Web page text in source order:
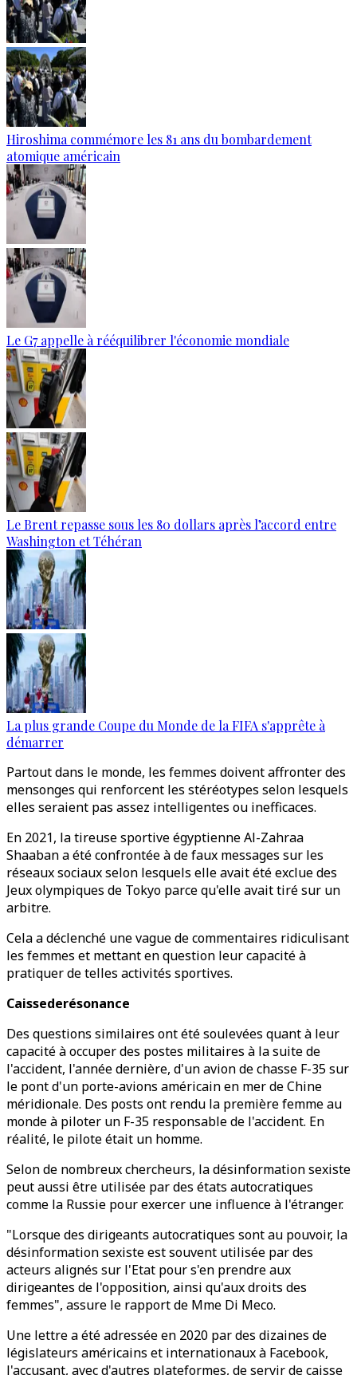
Hiroshima commémore les 81 ans du bombardement
atomique américain
Le G7 appelle à rééquilibrer l'économie mondiale
Le Brent repasse sous les 80 dollars après l’accord entre
Washington et Téhéran
La plus grande Coupe du Monde de la FIFA s'apprête à
démarrer
Partout dans le monde, les femmes doivent affronter des
mensonges qui renforcent les stéréotypes selon lesquels
elles seraient pas assez intelligentes ou inefficaces.
En 2021, la tireuse sportive égyptienne Al-Zahraa
Shaaban a été confrontée à de faux messages sur les
réseaux sociaux selon lesquels elle avait été exclue des
Jeux olympiques de Tokyo parce qu'elle avait tiré sur un
arbitre.
Cela a déclenché une vague de commentaires ridiculisant
les femmes et mettant en question leur capacité à
pratiquer de telles activités sportives.
Caissederésonance
Des questions similaires ont été soulevées quant à leur
capacité à occuper des postes militaires à la suite de
l'accident, l'année dernière, d'un avion de chasse F-35 sur
le pont d'un porte-avions américain en mer de Chine
méridionale. Des posts ont rendu la première femme au
monde à piloter un F-35 responsable de l'accident. En
réalité, le pilote était un homme.
Selon de nombreux chercheurs, la désinformation sexiste
peut aussi être utilisée par des états autocratiques
comme la Russie pour exercer une influence à l'étranger.
"Lorsque des dirigeants autocratiques sont au pouvoir, la
désinformation sexiste est souvent utilisée par des
acteurs alignés sur l'Etat pour s'en prendre aux
dirigeantes de l'opposition, ainsi qu'aux droits des
femmes", assure le rapport de Mme Di Meco.
Une lettre a été adressée en 2020 par des dizaines de
législateurs américains et internationaux à Facebook,
l'accusant, avec d'autres plateformes, de servir de caisse